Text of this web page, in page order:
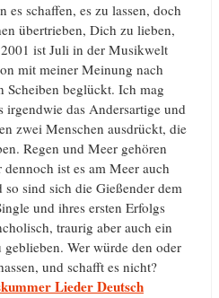
es schaffen, es zu lassen, doch
übertrieben, Dich zu lieben,
ist Juli in der Musikwelt
mit meiner Meinung nach
Scheiben beglückt. Ich mag
irgendwie das Andersartige und
zwei Menschen ausdrückt, die
Regen und Meer gehören
ist es am Meer auch
sind sich die Gießender dem
und ihres ersten Erfolgs
traurig aber auch ein
Wer würde den oder
und schafft es nicht?
Lieder Deutsch